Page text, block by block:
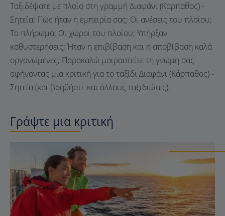
Ταξιδέψατε με πλοίο στη γραμμή Διαφάνι (Κάρπαθος) -
Σητεία; Πώς ήταν η εμπειρία σας; Οι ανέσεις του πλοίου;
Το πλήρωμα; Οι χώροι του πλοίου; Υπήρξαν
καθυστερήσεις; Ήταν η επιβίβαση και η αποβίβαση καλά
οργανωμένες; Παρακαλώ μοιραστείτε τη γνώμη σας
αφήνοντας μια κριτική για το ταξίδι Διαφάνι (Κάρπαθος) -
Σητεία (και βοηθήστε και άλλους ταξιδιώτες).
Γράψτε μια κριτική